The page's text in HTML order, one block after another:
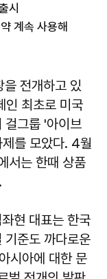
시
계속 사용해
전개하고 있
최초로 미국
걸그룹 '아이브
를 모았다. 4월
서는 한때 상품
현 대표는 한국
기준도 까다로운
시아에 대한 문